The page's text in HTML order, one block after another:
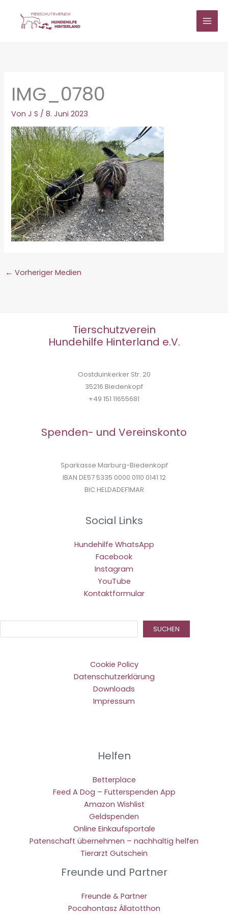
springen
IMG_0780
VonJ S /8. Juni 2023
← Vorheriger Medien
Tierschutzverein
Hundehilfe Hinterland e.V.
Oostduinkerker Str. 20
35216 Biedenkopf
+49 151 11655681
Spenden- und Vereinskonto
Sparkasse Marburg-Biedenkopf
IBAN DE57 5335 0000 0110 0141 12
BIC HELDADEF1MAR
Social Links
Hundehilfe WhatsApp
Facebook
Instagram
YouTube
Kontaktformular
SUCHEN
Cookie Policy
Datenschutzerklärung
Downloads
Impressum
Helfen
Betterplace
Feed A Dog – Futterspenden App
Amazon Wishlist
Geldspenden
Online Einkaufsportale
Patenschaft übernehmen – nachhaltig helfen
Tierarzt Gutschein
Freunde und Partner
Freunde & Partner
Pocahontasz Állatotthon